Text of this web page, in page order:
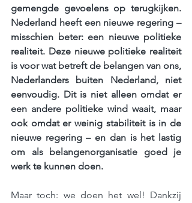
gemengde gevoelens op terugkijken.
Nederland heeft een nieuwe regering –
misschien beter: een nieuwe politieke
realiteit. Deze nieuwe politieke realiteit
is voor wat betreft de belangen van ons,
Nederlanders buiten Nederland, niet
eenvoudig. Dit is niet alleen omdat er
een andere politieke wind waait, maar
ook omdat er weinig stabiliteit is in de
nieuwe regering – en dan is het lastig
om als belangenorganisatie goed je
werk te kunnen doen.
Maar toch: we doen het wel! Dankzij